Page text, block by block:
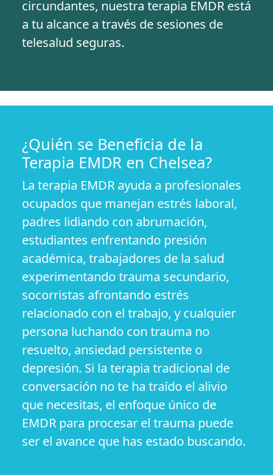
circundantes, nuestra terapia EMDR está
a tu alcance a través de sesiones de
telesalud seguras.
¿Quién se Beneficia de la
Terapia EMDR en Chelsea?
La terapia EMDR ayuda a profesionales
ocupados que manejan estrés laboral,
padres lidiando con abrumación,
estudiantes enfrentando presión
académica, trabajadores de la salud
experimentando trauma secundario,
socorristas afrontando estrés
relacionado con el trabajo, y cualquier
persona luchando con trauma no
resuelto, ansiedad persistente o
depresión. Si la terapia tradicional de
conversación no te ha traído el alivio
que necesitas, el enfoque único de
EMDR para procesar el trauma puede
ser el avance que has estado buscando.